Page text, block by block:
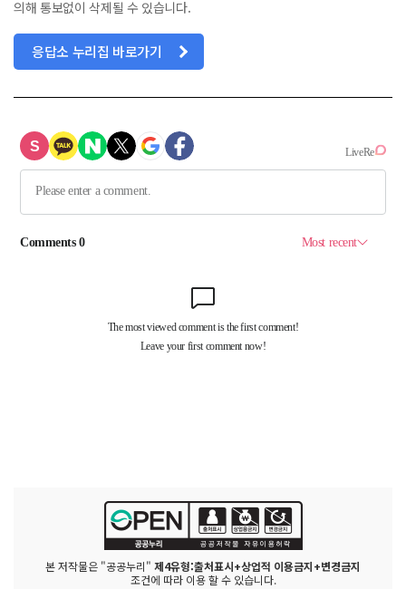
의해 통보없이 삭제될 수 있습니다.
응답소 누리집 바로가기
본 저작물은 "공공누리" 제4유형:출처표시+상업적 이용금지+변경금지
조건에 따라 이용 할 수 있습니다.